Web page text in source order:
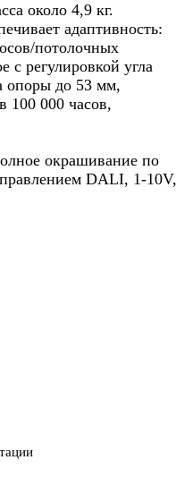
около 4,9 кг.
адаптивность:
потолочных
с регулировкой угла
опоры до 53 мм,
100 000 часов,
окрашивание по
DALI, 1-10V,